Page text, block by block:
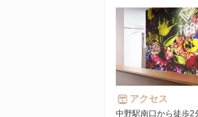
アクセス
中野駅南口から徒歩2